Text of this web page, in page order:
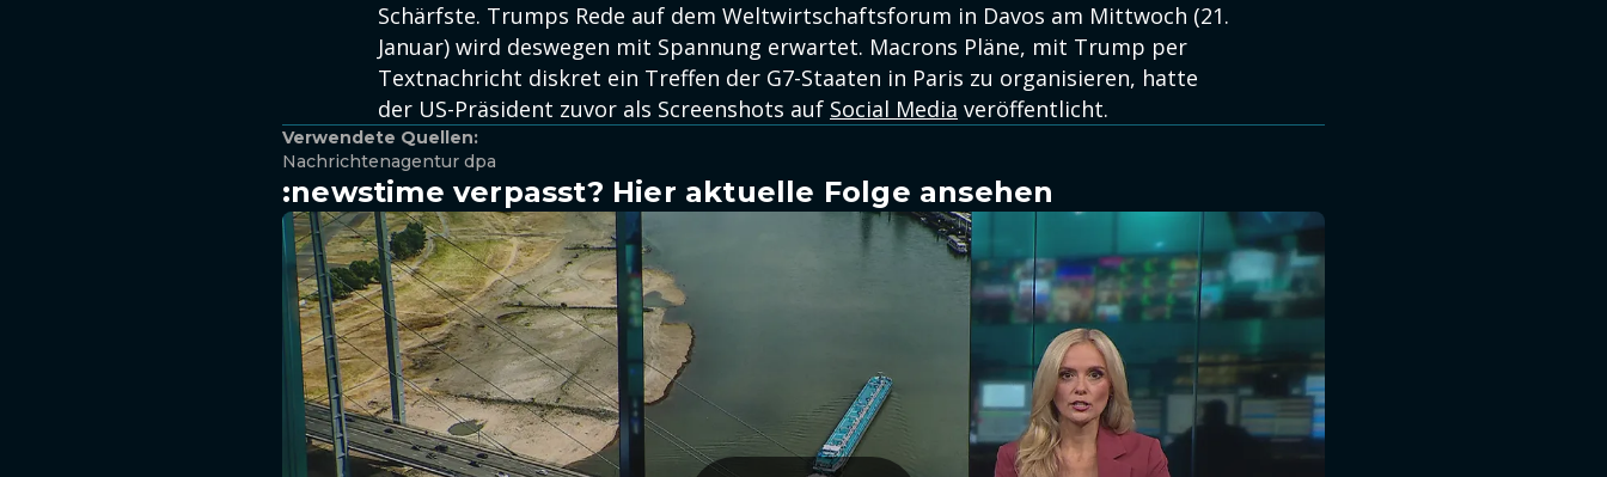
Schärfste. Trumps Rede auf dem Weltwirtschaftsforum in Davos am Mittwoch (21.
Januar) wird deswegen mit Spannung erwartet. Macrons Pläne, mit Trump per
Textnachricht diskret ein Treffen der G7-Staaten in Paris zu organisieren, hatte
der US-Präsident zuvor als Screenshots auf Social Media veröffentlicht.
Verwendete Quellen:
Nachrichtenagentur dpa
:newstime verpasst? Hier aktuelle Folge ansehen